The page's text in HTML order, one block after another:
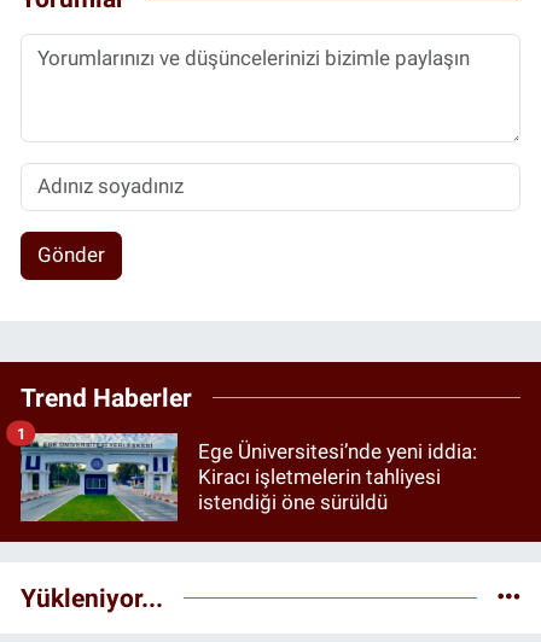
Gönder
Trend Haberler
Ege Üniversitesi’nde yeni iddia:
Kiracı işletmelerin tahliyesi
istendiği öne sürüldü
1
Yükleniyor...